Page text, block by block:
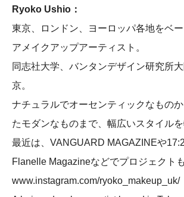
Ryoko Ushio：
東京、ロンドン、ヨーロッパ各地をベ
アメイクアップアーティスト。
同志社大学、バンタンデザイン研究所
京。
ナチュラルでオーセンティックなもの
たモダンなものまで、幅広いスタイルを
最近は、VANGUARD MAGAZINEや
Flanelle Magazineなどでプロジェクト
www.instagram.com/ryoko_makeup_uk/